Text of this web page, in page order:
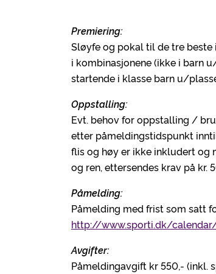
Premiering:
Sløyfe og pokal til de tre
i kombinasjonene (ikke i barn
startende i klasse barn u/
Oppstalling:
Evt. behov for oppstalling /
etter påmeldingstidspunkt
flis og høy er ikke inkludert og
og ren, ettersendes krav på kr.
Påmelding:
Påmelding med frist som satt
http://www.sporti.dk/
Avgifter:
Påmeldingavgift kr 550,- (inkl.